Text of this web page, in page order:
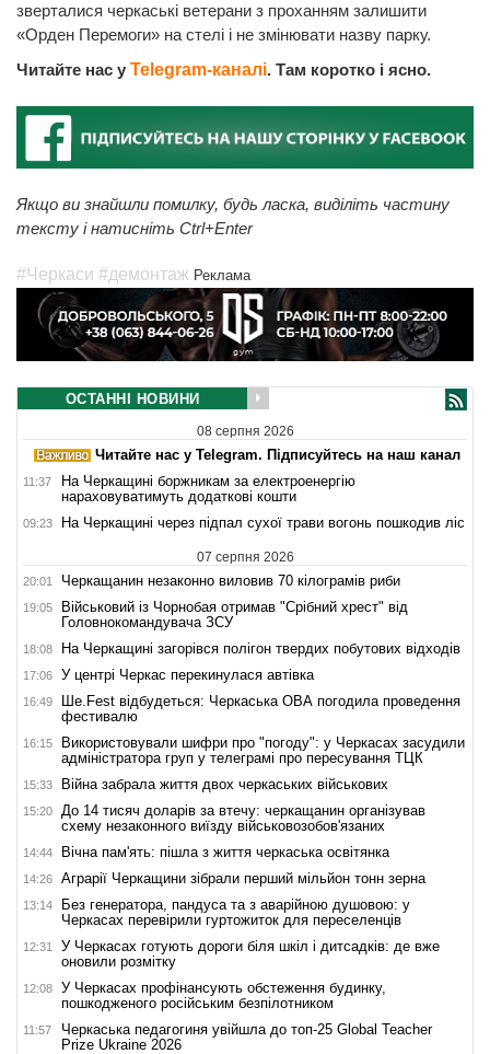
зверталися черкаські ветерани з проханням залишити
«Орден Перемоги» на стелі і не змінювати назву парку.
Читайте нас у Telegram-каналі. Там коротко і ясно.
Якщо ви знайшли помилку, будь ласка, виділіть частину
тексту і натисніть Ctrl+Enter
#Черкаси #демонтаж Реклама
ОСТАННІ НОВИНИ
08 серпня 2026
Читайте нас у Telegram. Підписуйтесь на наш канал
11:37
На Черкащині боржникам за електроенергію
нараховуватимуть додаткові кошти
09:23 На Черкащині через підпал сухої трави вогонь пошкодив ліс
07 серпня 2026
20:01 Черкащанин незаконно виловив 70 кілограмів риби
19:05
Військовий із Чорнобая отримав "Срібний хрест" від
Головнокомандувача ЗСУ
18:08 На Черкащині загорівся полігон твердих побутових відходів
17:06 У центрі Черкас перекинулася автівка
16:49
Ше.Fest відбудеться: Черкаська ОВА погодила проведення
фестивалю
16:15
Використовували шифри про "погоду": у Черкасах засудили
адміністратора груп у телеграмі про пересування ТЦК
15:33 Війна забрала життя двох черкаських військових
15:20
До 14 тисяч доларів за втечу: черкащанин організував
схему незаконного виїзду військовозобов'язаних
14:44 Вічна пам'ять: пішла з життя черкаська освітянка
14:26 Аграрії Черкащини зібрали перший мільйон тонн зерна
13:14
Без генератора, пандуса та з аварійною душовою: у
Черкасах перевірили гуртожиток для переселенців
12:31
У Черкасах готують дороги біля шкіл і дитсадків: де вже
оновили розмітку
12:08
У Черкасах профінансують обстеження будинку,
пошкодженого російським безпілотником
11:57
Черкаська педагогиня увійшла до топ-25 Global Teacher
Prize Ukraine 2026